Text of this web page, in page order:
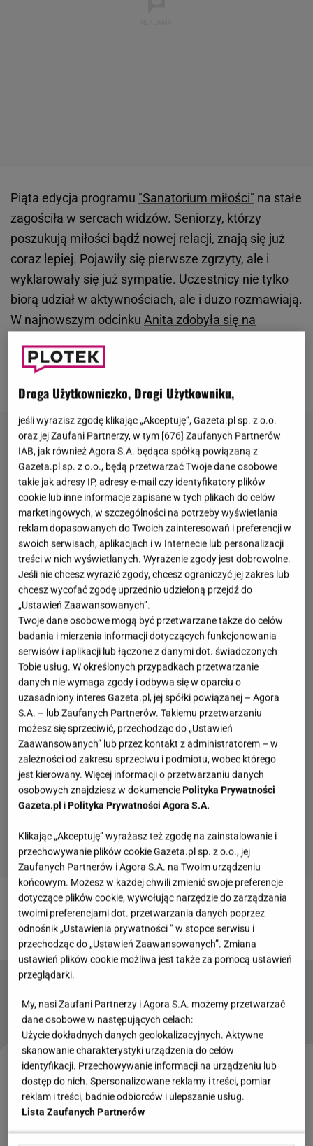
Piąta edycja programu "Sanatorium miłości" na stałe
zagościła w sercach widzów. Seniorzy, którzy
poszukują miłości bądź nowej relacji, znają się już
coraz lepiej. Pojawiły się pierwsze zgrzyty, ale i
wyklarowały się już sympatie. Uczestnicy nie tylko
biorą udział w aktywnościach, ale i dużo rozmawiają.
W najnowszym odcinku Anita zdobyła się na
Adam otworzył się na temat zmarłej żony. Wyznał,
Zobacz wideoMarta Manowska o śmierci Cezarego
z "Sanatorium miłości"
Anity. "Od dziecka się z tym zmagam"
"Sanatorium miłości". Adam stracił żonę. Nie
zdążył się pożegnać
Adam z piątej edycji programu"Sanatorium
Droga Użytkowniczko, Drogi Użytkowniku,
jeśli wyrazisz zgodę klikając „Akceptuję”, Gazeta.pl sp. z o.o.
oraz jej Zaufani Partnerzy, w tym [676] Zaufanych Partnerów
IAB, jak również Agora S.A. będąca spółką powiązaną z
Gazeta.pl sp. z o.o., będą przetwarzać Twoje dane osobowe
takie jak adresy IP, adresy e-mail czy identyfikatory plików
cookie lub inne informacje zapisane w tych plikach do celów
marketingowych, w szczególności na potrzeby wyświetlania
reklam dopasowanych do Twoich zainteresowań i preferencji w
swoich serwisach, aplikacjach i w Internecie lub personalizacji
treści w nich wyświetlanych. Wyrażenie zgody jest dobrowolne.
Jeśli nie chcesz wyrazić zgody, chcesz ograniczyć jej zakres lub
chcesz wycofać zgodę uprzednio udzieloną przejdź do
„Ustawień Zaawansowanych”.
Twoje dane osobowe mogą być przetwarzane także do celów
badania i mierzenia informacji dotyczących funkcjonowania
serwisów i aplikacji lub łączone z danymi dot. świadczonych
Tobie usług. W określonych przypadkach przetwarzanie
danych nie wymaga zgody i odbywa się w oparciu o
uzasadniony interes Gazeta.pl, jej spółki powiązanej – Agora
S.A. – lub Zaufanych Partnerów. Takiemu przetwarzaniu
możesz się sprzeciwić, przechodząc do „Ustawień
Zaawansowanych” lub przez kontakt z administratorem – w
zależności od zakresu sprzeciwu i podmiotu, wobec którego
jest kierowany. Więcej informacji o przetwarzaniu danych
osobowych znajdziesz w dokumenciePolityka Prywatności
Gazeta.pl iPolityka Prywatności Agora S.A.
Klikając „Akceptuję” wyrażasz też zgodę na zainstalowanie i
przechowywanie plików cookie Gazeta.pl sp. z o.o., jej
Zaufanych Partnerów i Agora S.A. na Twoim urządzeniu
końcowym. Możesz w każdej chwili zmienić swoje preferencje
dotyczące plików cookie, wywołując narzędzie do zarządzania
twoimi preferencjami dot. przetwarzania danych poprzez
odnośnik „Ustawienia prywatności ” w stopce serwisu i
przechodząc do „Ustawień Zaawansowanych”. Zmiana
ustawień plików cookie możliwa jest także za pomocą ustawień
przeglądarki.
My, nasi Zaufani Partnerzy i Agora S.A. możemy przetwarzać
dane osobowe w następujących celach:
Użycie dokładnych danych geolokalizacyjnych. Aktywne
skanowanie charakterystyki urządzenia do celów
identyfikacji. Przechowywanie informacji na urządzeniu lub
dostęp do nich. Spersonalizowane reklamy i treści, pomiar
reklam i treści, badnie odbiorców i ulepszanie usług.
Lista Zaufanych Partnerów